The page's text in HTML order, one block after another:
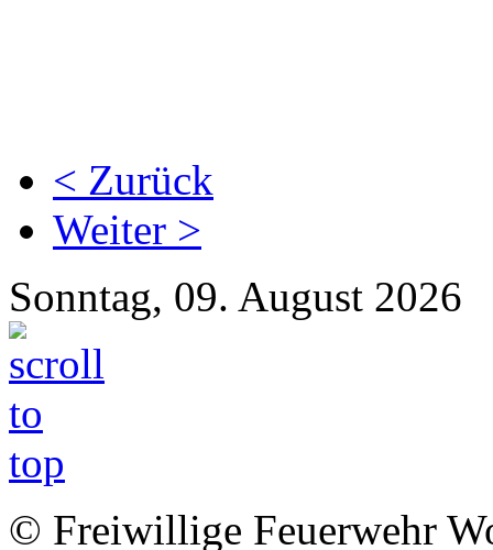
< Zurück
Weiter >
Sonntag, 09. August 2026
© Freiwillige Feuerwehr